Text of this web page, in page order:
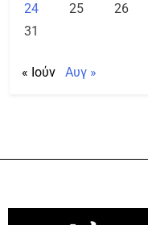
24
25 26
31
« Ιούν Αυγ »